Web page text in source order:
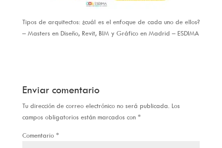
Tipos de arquitectos: ¿cuál es el enfoque de cada uno de ellos?
– Masters en Diseño, Revit, BIM y Gráfico en Madrid – ESDIMA
Enviar comentario
Tu dirección de correo electrónico no será publicada. Los
campos obligatorios están marcados con *
Comentario *